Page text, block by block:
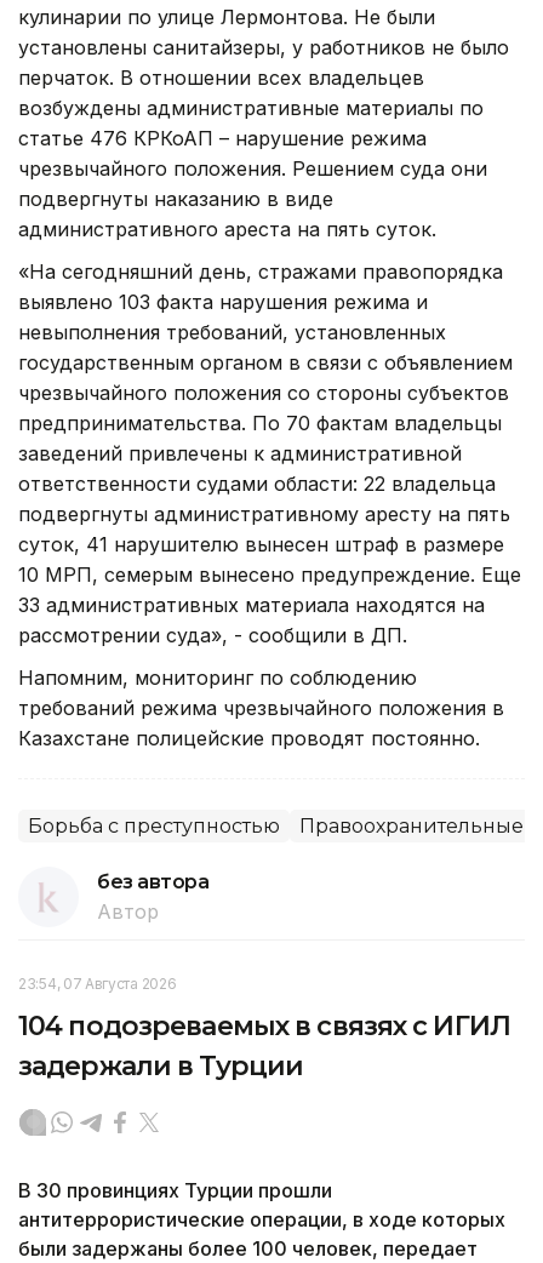
кулинарии по улице Лермонтова. Не были
установлены санитайзеры, у работников не было
перчаток. В отношении всех владельцев
возбуждены административные материалы по
статье 476 КРКоАП – нарушение режима
чрезвычайного положения. Решением суда они
подвергнуты наказанию в виде
административного ареста на пять суток.
«На сегодняшний день, стражами правопорядка
выявлено 103 факта нарушения режима и
невыполнения требований, установленных
государственным органом в связи с объявлением
чрезвычайного положения со стороны субъектов
предпринимательства. По 70 фактам владельцы
заведений привлечены к административной
ответственности судами области: 22 владельца
подвергнуты административному аресту на пять
суток, 41 нарушителю вынесен штраф в размере
10 МРП, семерым вынесено предупреждение. Еще
33 административных материала находятся на
рассмотрении суда», - сообщили в ДП.
Напомним, мониторинг по соблюдению
требований режима чрезвычайного положения в
Казахстане полицейские проводят постоянно.
Борьба с преступностью Правоохранительные
без автора
Автор
23:54, 07 Августа 2026
104 подозреваемых в связях с ИГИЛ
задержали в Турции
В 30 провинциях Турции прошли
антитеррористические операции, в ходе которых
были задержаны более 100 человек, передает